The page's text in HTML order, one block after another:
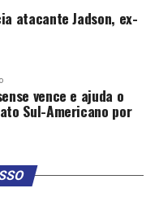
atacante Jadson, ex-
vence e ajuda o
Sul-Americano por